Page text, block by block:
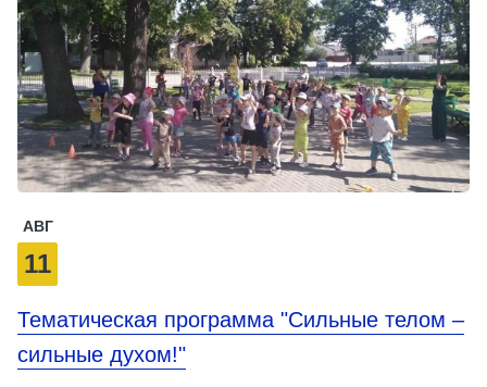
АВГ
11
Тематическая программа "Сильные телом –
сильные духом!"